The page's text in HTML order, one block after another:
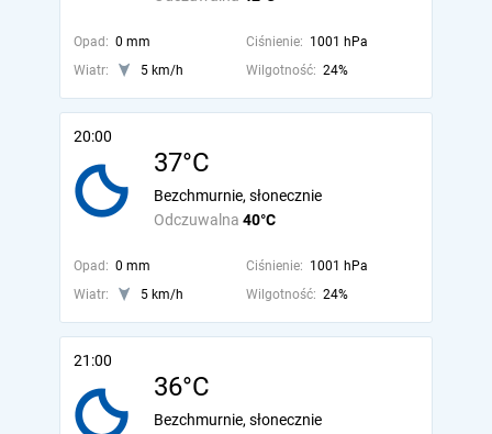
Opad: 0 mm Ciśnienie: 1001 hPa
Wiatr:
5 km/h Wilgotność: 24%
20:00
37°C
Odczuwalna 40°C
Bezchmurnie, słonecznie
Opad: 0 mm Ciśnienie: 1001 hPa
Wiatr:
5 km/h Wilgotność: 24%
21:00
36°C
Bezchmurnie, słonecznie